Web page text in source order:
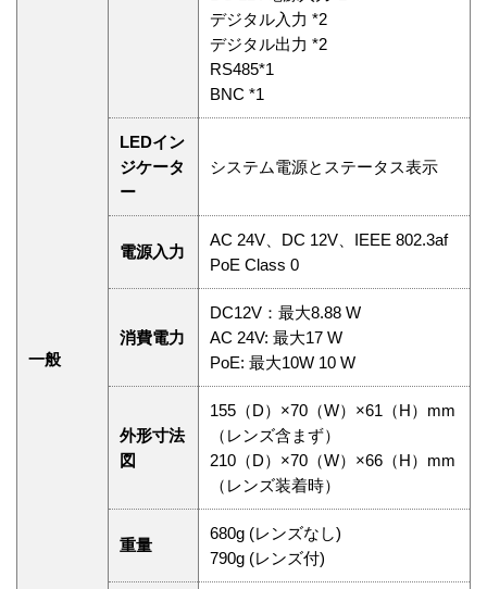
一般
デジタル入力 *2
デジタル出力 *2
RS485*1
BNC *1
LEDイン
ジケータ
ー
システム電源とステータス表示
電源入力
AC 24V、DC 12V、IEEE 802.3af
PoE Class 0
消費電力
DC12V：最大8.88 W
AC 24V: 最大17 W
PoE: 最大10W 10 W
外形寸法
図
155（D）×70（W）×61（H）mm
（レンズ含まず）
210（D）×70（W）×66（H）mm
（レンズ装着時）
重量
680g (レンズなし)
790g (レンズ付)